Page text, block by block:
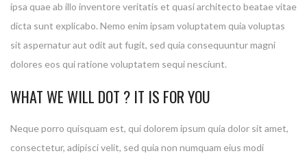
ipsa quae ab illo inventore veritatis et quasi architecto beatae vitae
dicta sunt explicabo. Nemo enim ipsam voluptatem quia voluptas
sit aspernatur aut odit aut fugit, sed quia consequuntur magni
dolores eos qui ratione voluptatem sequi nesciunt.
WHAT WE WILL DOT ? IT IS FOR YOU
Neque porro quisquam est, qui dolorem ipsum quia dolor sit amet,
consectetur, adipisci velit, sed quia non numquam eius modi